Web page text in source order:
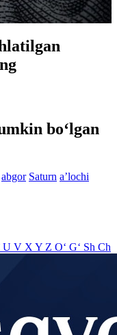
bo‘lgan
abgor Saturn aʼlochi
U V X Y Z O‘ G‘ Sh Ch